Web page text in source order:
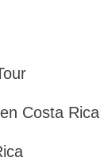
Costa Rica